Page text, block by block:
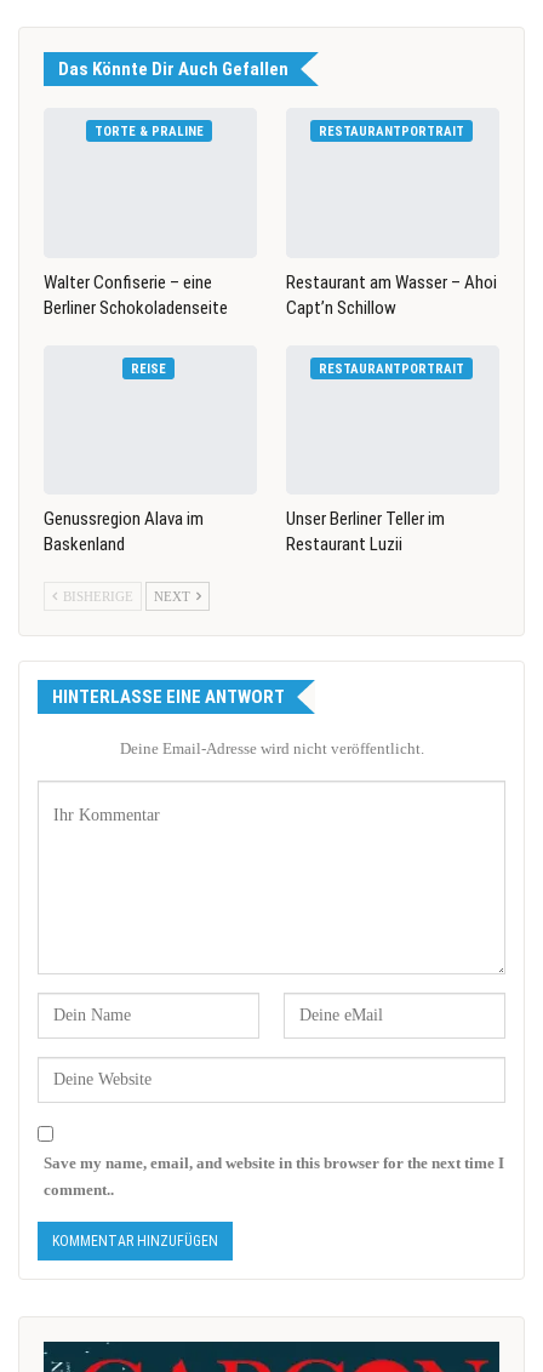
Das Könnte Dir Auch Gefallen
TORTE & PRALINE
Walter Confiserie – eine
Berliner Schokoladenseite
RESTAURANTPORTRAIT
Restaurant am Wasser – Ahoi
Capt’n Schillow
REISE
Genussregion Alava im
Baskenland
RESTAURANTPORTRAIT
Unser Berliner Teller im
Restaurant Luzii
BISHERIGE NEXT
HINTERLASSE EINE ANTWORT
Deine Email-Adresse wird nicht veröffentlicht.
Save my name, email, and website in this browser for the next time I
comment..